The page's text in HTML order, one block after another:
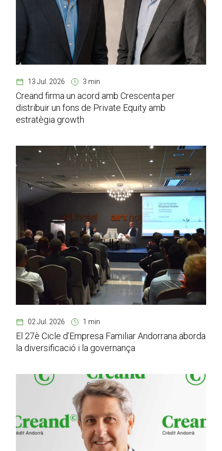
13 Jul. 2026 3 min
Creand firma un acord amb Crescenta per
distribuir un fons de Private Equity amb
estratègia growth
02 Jul. 2026 1 min
El 27è Cicle d’Empresa Familiar Andorrana aborda
la diversificació i la governança